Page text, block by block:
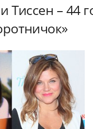
Тиссен – 44